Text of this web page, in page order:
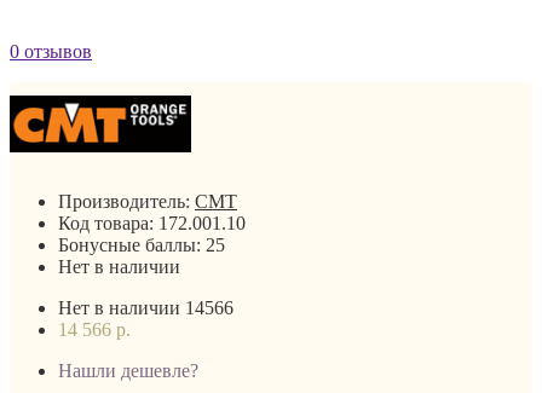
0 отзывов
Производитель: CMT
Код товара: 172.001.10
Бонусные баллы: 25
Нет в наличии
Нет в наличии 14566
14 566 р.
Нашли дешевле?